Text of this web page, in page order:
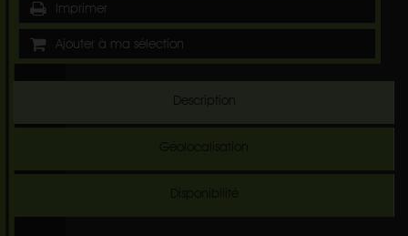
Imprimer
Ajouter à ma sélection
Description